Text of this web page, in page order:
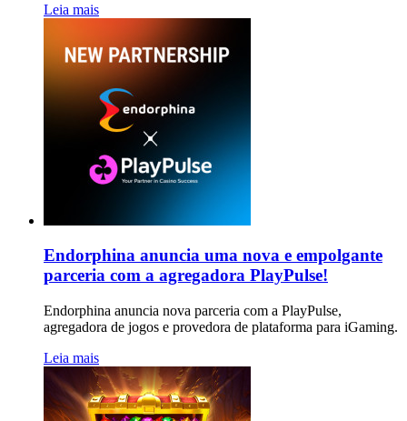
Leia mais
Endorphina anuncia uma nova e empolgante
parceria com a agregadora PlayPulse!
Endorphina anuncia nova parceria com a PlayPulse,
agregadora de jogos e provedora de plataforma para iGaming.
Leia mais